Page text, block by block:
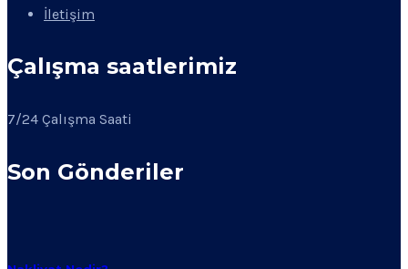
İletişim
Çalışma saatlerimiz
7/24 Çalışma Saati
Son Gönderiler